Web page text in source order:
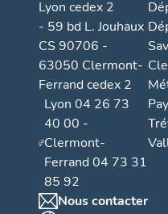
Lyon cedex 2
- 59 bd L. Jouhaux
CS 90706 -
63050 Clermont-
Ferrand cedex 2
Lyon 04 26 73
40 00 -
Clermont-
Ferrand 04 73 31
85 92
Nous contacter